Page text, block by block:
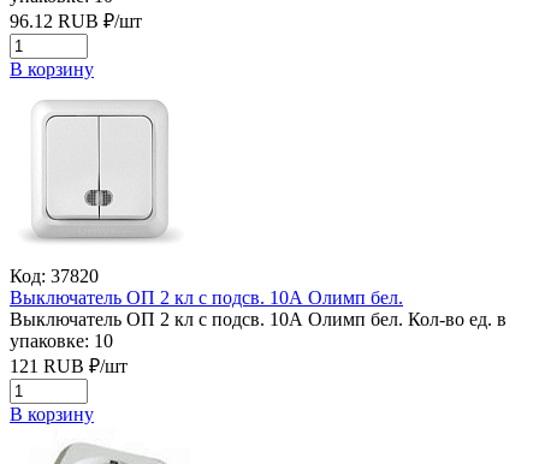
96.12 RUB ₽/шт
В корзину
Код: 37820
Выключатель ОП 2 кл с подсв. 10А Олимп бел.
Выключатель ОП 2 кл с подсв. 10А Олимп бел. Кол-во ед. в
упаковке: 10
121 RUB ₽/шт
В корзину